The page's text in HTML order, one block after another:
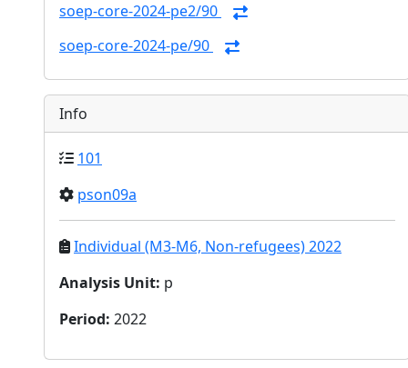
soep-core-2024-pe2/90
soep-core-2024-pe/90
Info
101
pson09a
Individual (M3-M6, Non-refugees) 2022
Analysis Unit: p
Period: 2022